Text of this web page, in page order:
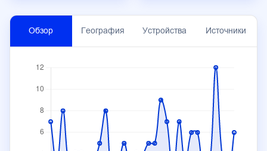
Обзор География Устройства Источники